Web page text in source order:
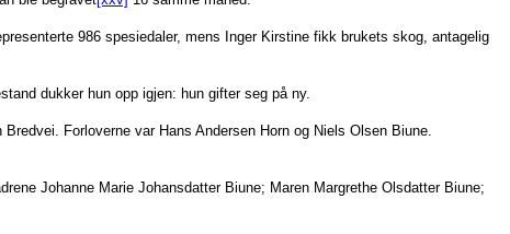
986 spesiedaler, mens Inger Kirstine fikk brukets skog, antagelig
dukker hun opp igjen: hun gifter seg på ny.
Forloverne var Hans Andersen Horn og Niels Olsen Biune.
Johanne Marie Johansdatter Biune; Maren Margrethe Olsdatter Biune;